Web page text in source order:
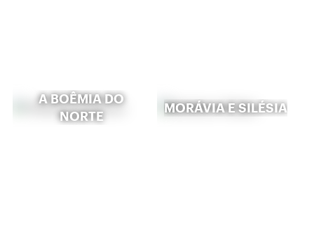
A BOÊMIA DO
NORTE
MORÁVIA E SILÉSIA